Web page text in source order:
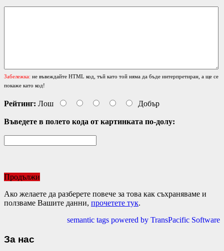
Забележка: не въвеждайте HTML код, тъй като той няма да бъде интерпретиран, а ще се
покаже като код!
Рейтинг: Лош Добър
Въведете в полето кода от картинката по-долу:
Продължи
Ако желаете да разберете повече за това как съхраняваме и
ползваме Вашите данни, прочетете тук.
semantic tags powered by TransPacific Software
За нас